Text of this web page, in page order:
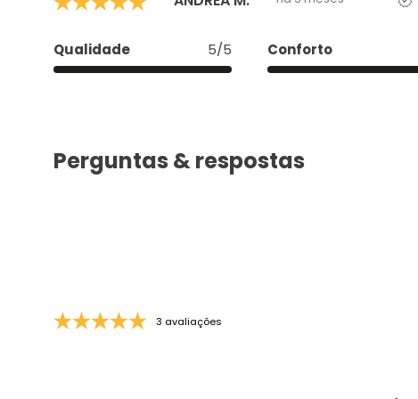
Qualidade 5/5 Conforto
Perguntas & respostas
3 avaliações